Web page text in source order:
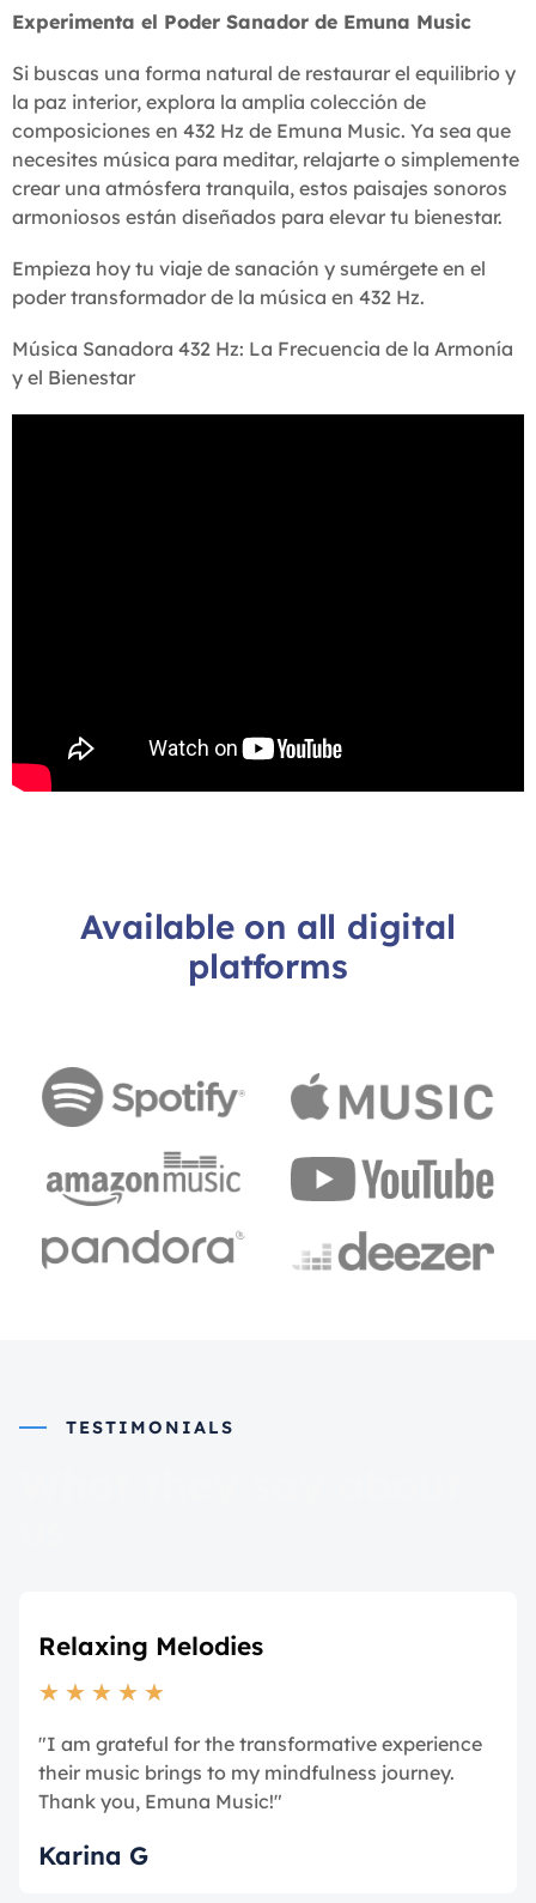
Experimenta el Poder Sanador de Emuna Music
Si buscas una forma natural de restaurar el equilibrio y
la paz interior, explora la amplia colección de
composiciones en 432 Hz de Emuna Music. Ya sea que
necesites música para meditar, relajarte o simplemente
crear una atmósfera tranquila, estos paisajes sonoros
armoniosos están diseñados para elevar tu bienestar.
Empieza hoy tu viaje de sanación y sumérgete en el
poder transformador de la música en 432 Hz.
Música Sanadora 432 Hz: La Frecuencia de la Armonía
y el Bienestar
Available on all digital
platforms
TESTIMONIALS
Relaxing Melodies
★ ★ ★ ★ ★
"I am grateful for the transformative experience
their music brings to my mindfulness journey.
Thank you, Emuna Music!"
Karina G